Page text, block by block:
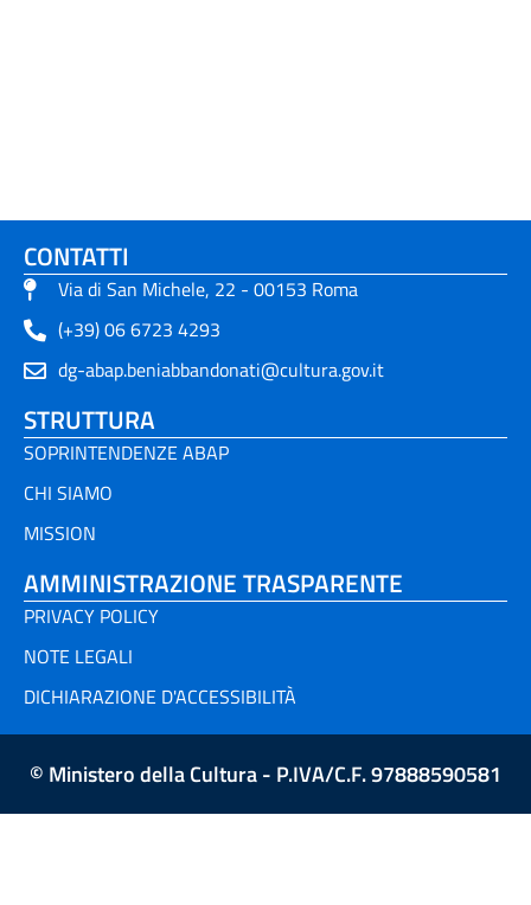
CONTATTI
Via di San Michele, 22 - 00153 Roma
(+39) 06 6723 4293
dg-abap.beniabbandonati@cultura.gov.it
STRUTTURA
SOPRINTENDENZE ABAP
CHI SIAMO
MISSION
AMMINISTRAZIONE TRASPARENTE
PRIVACY POLICY
NOTE LEGALI
DICHIARAZIONE D'ACCESSIBILITÀ
© Ministero della Cultura - P.IVA/C.F. 97888590581